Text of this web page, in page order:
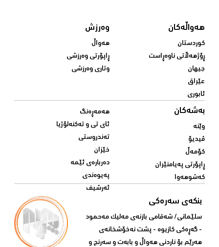
هەواڵەکان
کوردستان
ڕۆژهەڵاتی ناوەڕاست
جیهان
عێراق
ئابوری
وەرزش
هەواڵ
ڕاپۆرتی وەرزشی
وتاری وەرزشی
بەشەکان
وێنە
ڤیدیۆ
کۆمەڵ
ڕاپۆرتی پەیامنێران
کەشوهەوا
هەمەڕەنگ
ئای تی و تەکنەلۆژیا
تەندروستی
خێزان
دەربارەی ئێمە
پەیوەندی
ئەرشیف
بنکەی سەرەکی
سلێمانی/ شه‌قامی بازنه‌ی مه‌لیک مه‌حمود
- گه‌ڕه‌کی کازیوه‌ - پشت نه‌خۆشخانه‌ی‌
هه‌رێم بۆ ناردنی‌ هه‌واڵ و بابه‌ت و سه‌رنج و